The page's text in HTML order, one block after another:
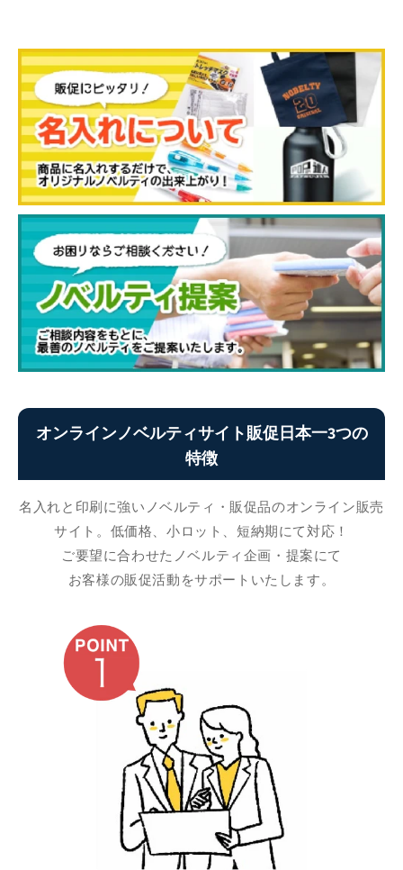
オンラインノベルティサイト販促日本一3つの
特徴
名入れと印刷に強いノベルティ・販促品のオンライン販売
サイト。低価格、小ロット、短納期にて対応！
ご要望に合わせたノベルティ企画・提案にて
お客様の販促活動をサポートいたします。